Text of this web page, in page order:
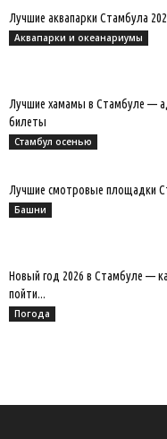
Лучшие аквапарки Стамбула
Аквапарки и океанариумы
Лучшие хамамы в Стамбуле —
билеты
Стамбул осенью
Лучшие смотровые площадки
Башни
Новый год 2026 в Стамбуле —
пойти...
Погода